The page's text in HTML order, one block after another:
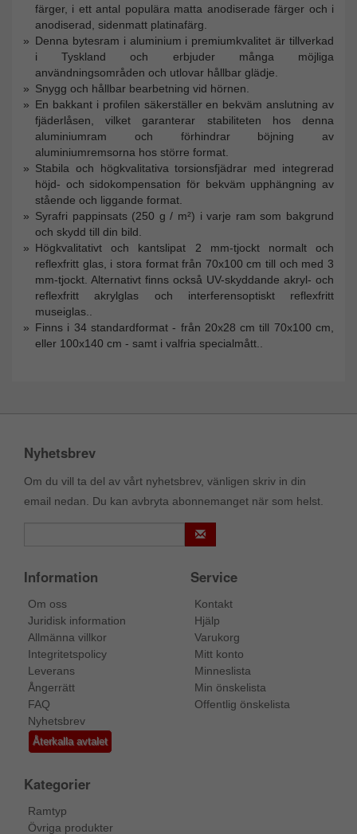
färger, i ett antal populära matta anodiserade färger och i
anodiserad, sidenmatt platinafärg.
Denna bytesram i aluminium i premiumkvalitet är tillverkad
i Tyskland och erbjuder många möjliga
användningsområden och utlovar hållbar glädje.
Snygg och hållbar bearbetning vid hörnen.
En bakkant i profilen säkerställer en bekväm anslutning av
fjäderlåsen, vilket garanterar stabiliteten hos denna
aluminiumram och förhindrar böjning av
aluminiumremsorna hos större format.
Stabila och högkvalitativa torsionsfjädrar med integrerad
höjd- och sidokompensation för bekväm upphängning av
stående och liggande format.
Syrafri pappinsats (250 g / m²) i varje ram som bakgrund
och skydd till din bild.
Högkvalitativt och kantslipat 2 mm-tjockt normalt och
reflexfritt glas, i stora format från 70x100 cm till och med 3
mm-tjockt. Alternativt finns också UV-skyddande akryl- och
reflexfritt akrylglas och interferensoptiskt reflexfritt
museiglas..
Finns i 34 standardformat - från 20x28 cm till 70x100 cm,
eller 100x140 cm - samt i valfria specialmått..
Nyhetsbrev
Om du vill ta del av vårt nyhetsbrev, vänligen skriv in din
email nedan. Du kan avbryta abonnemanget när som helst.
Information
Om oss
Juridisk information
Allmänna villkor
Integritetspolicy
Leverans
Ångerrätt
FAQ
Nyhetsbrev
Återkalla avtalet
Service
Kontakt
Hjälp
Varukorg
Mitt konto
Minneslista
Min önskelista
Offentlig önskelista
Kategorier
Ramtyp
Övriga produkter